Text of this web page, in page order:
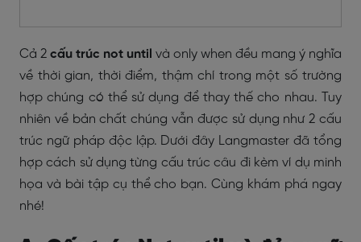
Cả 2 cấu trúc not until và only when đều mang ý nghĩa
về thời gian, thời điểm, thậm chí trong một số trường
hợp chúng có thể sử dụng để thay thế cho nhau. Tuy
nhiên về bản chất chúng vẫn được sử dụng như 2 cấu
trúc ngữ pháp độc lập. Dưới đây Langmaster đã tổng
hợp cách sử dụng từng cấu trúc câu đi kèm ví dụ minh
họa và bài tập cụ thể cho bạn. Cùng khám phá ngay
nhé!